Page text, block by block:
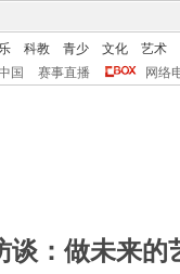
科教 青少 文化
艺术
国 赛事直播 网络
谈：做未来的